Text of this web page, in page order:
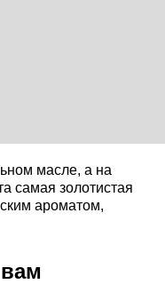
масле, а на
самая золотистая
ароматом,